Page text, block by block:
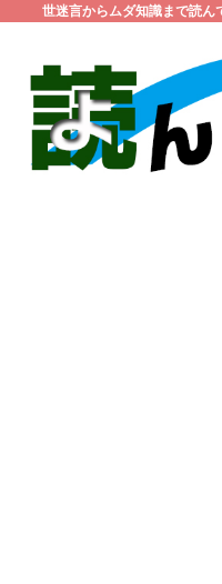
世迷言からムダ知識まで読ん